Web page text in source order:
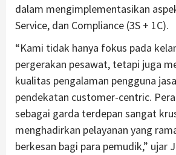
dalam mengimplementasikan
Service, dan Compliance (3S + 1C).
“Kami tidak hanya fokus pada
pergerakan pesawat, tetapi juga
kualitas pengalaman pengguna
pendekatan customer-centric.
sebagai garda terdepan sangat
menghadirkan pelayanan yang
berkesan bagi para pemudik,” ujar